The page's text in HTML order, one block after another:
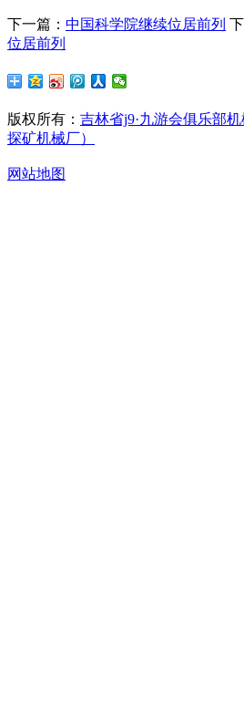
下一篇： 中国科学院继续位居前列
位居前列
版权所有： 吉林省j9·九游会俱乐部
探矿机械厂）
网站地图